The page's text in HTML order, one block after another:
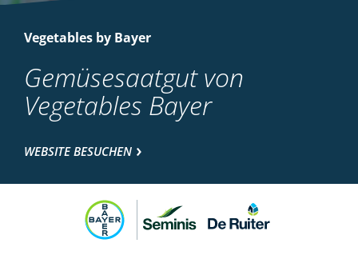
Vegetables by Bayer
Gemüsesaatgut von
Vegetables Bayer
WEBSITE BESUCHEN